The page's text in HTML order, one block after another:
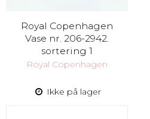
Royal Copenhagen
Vase nr. 206-2942.
sortering 1
Royal Copenhagen
Ikke på lager